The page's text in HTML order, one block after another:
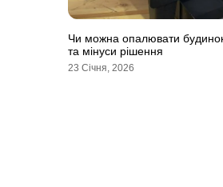
Чи можна опалювати
та мінуси рішення
23 Січня, 2026